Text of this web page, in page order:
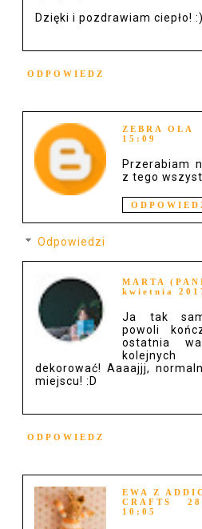
Dzięki i pozdrawiam ciepło! :)
ODPOWIEDZ
ZEBRA OLA
15:09
Przerabiam
z tego
Odpowiedzi
MARTA
kwietnia
Ja tak
powoli
ostatnia
dekorować! Aaaajjj,
miejscu! :D
ODPOWIEDZ
EWA Z
CRAFTS
10:05